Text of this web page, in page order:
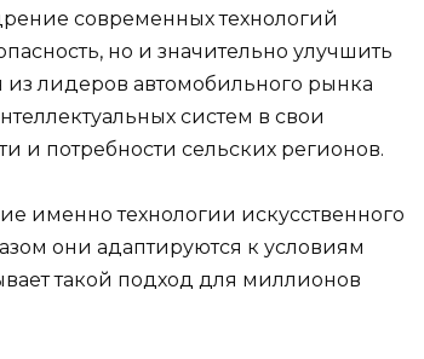
современных технологий
но и значительно улучшить
из лидеров автомобильного рынка
систем в свои
и потребности сельских регионов.
именно технологии искусственного
они адаптируются к условиям
такой подход для миллионов